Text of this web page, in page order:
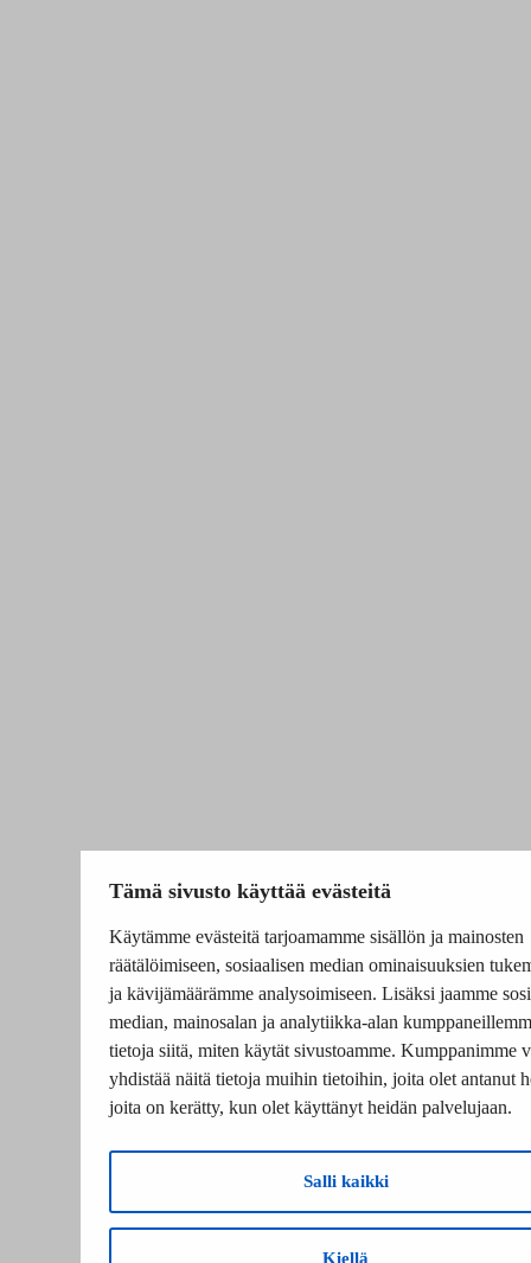
Tämä sivusto käyttää evästeitä
Käytämme evästeitä tarjoamamme sisällön ja mainosten
räätälöimiseen, sosiaalisen median ominaisuuksien
ja kävijämäärämme analysoimiseen. Lisäksi jaamme
median, mainosalan ja analytiikka-alan
tietoja siitä, miten käytät sivustoamme. Kumppanimme
yhdistää näitä tietoja muihin tietoihin, joita olet antanut
joita on kerätty, kun olet käyttänyt heidän palvelujaan.
Salli kaikki
Kiellä